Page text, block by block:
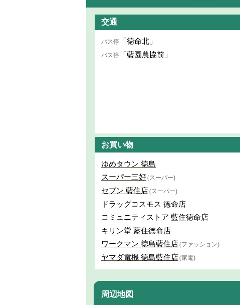
交通
バス停 「徳命北」
バス停 「藍園農協前」
お買い物
ゆめタウン 徳島
スーパー三好(スーパー)
セブン 藍住店(スーパー)
ドラッグコスモス 徳命店
コミュニティストア 藍住徳命店
キリン堂 藍住徳命店
ワークマン 徳島藍住店(ファッション)
ヤマダ電機 徳島藍住店(家電)
周辺地図